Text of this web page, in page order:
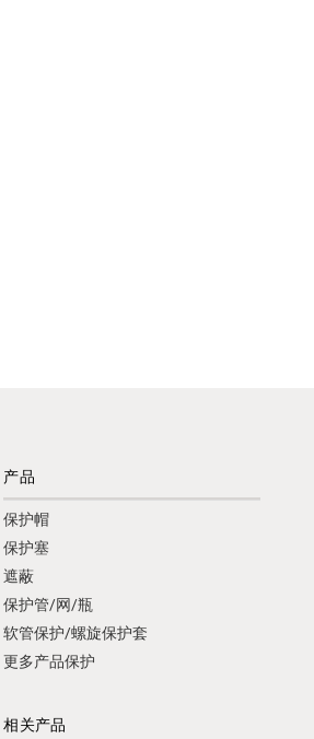
产品
保护帽
保护塞
遮蔽
保护管/网/瓶
软管保护/螺旋保护套
更多产品保护
相关产品